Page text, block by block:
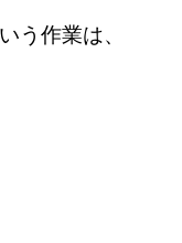
う作業は、